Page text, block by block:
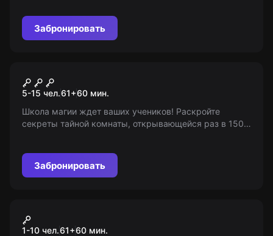
Забронировать
В поисках тайной комнаты
5-15 чел.61+60 мин.
Школа магии ждет ваших учеников! Раскройте
секреты тайной комнаты, открывающейся раз в 150
Забронировать
Ghost Mansion
1-10 чел.61+60 мин.